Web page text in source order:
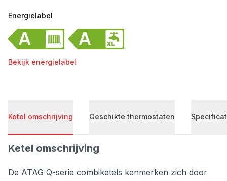
Energielabel
Bekijk energielabel
Ketel omschrijving Geschikte thermostaten
Ketel omschrijving
De ATAG Q-serie combiketels kenmerken zich door